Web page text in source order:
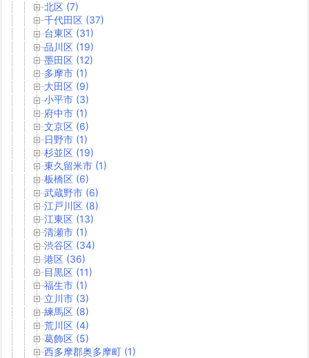
北区 (7)
千代田区 (37)
台東区 (31)
品川区 (19)
墨田区 (12)
多摩市 (1)
大田区 (9)
小平市 (3)
府中市 (1)
文京区 (6)
日野市 (1)
杉並区 (19)
東久留米市 (1)
板橋区 (6)
武蔵野市 (6)
江戸川区 (8)
江東区 (13)
清瀬市 (1)
渋谷区 (34)
港区 (36)
目黒区 (11)
福生市 (1)
立川市 (3)
練馬区 (8)
荒川区 (4)
葛飾区 (5)
西多摩郡奥多摩町 (1)